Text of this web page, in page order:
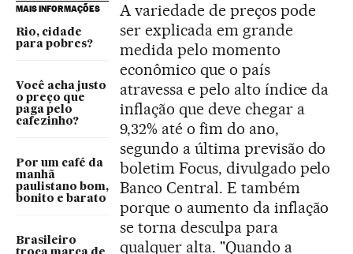
MAIS INFORMAÇÕES
Rio, cidade
para pobres?
Você acha justo
o preço que
paga pelo
cafezinho?
Por um café da
manhã
paulistano bom,
bonito e barato
Brasileiro
A variedade de preços pode
ser explicada em grande
medida pelo momento
econômico que o país
atravessa e pelo alto índice da
inflação que deve chegar a
9,32% até o fim do ano,
segundo a última previsão do
boletim Focus, divulgado pelo
Banco Central. E também
porque o aumento da inflação
se torna desculpa para
qualquer alta. "Quando a